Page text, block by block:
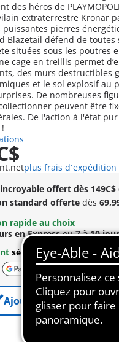
des héros de
extraterrestre Kronar
pierres
Blazetail défend de toutes
situées sous les poutres
cage en treillis permet
des murs destructibles
et le sol explosif au
De nombreuses
collectionner peuvent être
De l'action à l'état
plus frais d´expédition
offert dès 149C$
standard offerte dès
rapide au choix
en Expressou7 à 10
sécurisé et flexible
Ajouter un rappel